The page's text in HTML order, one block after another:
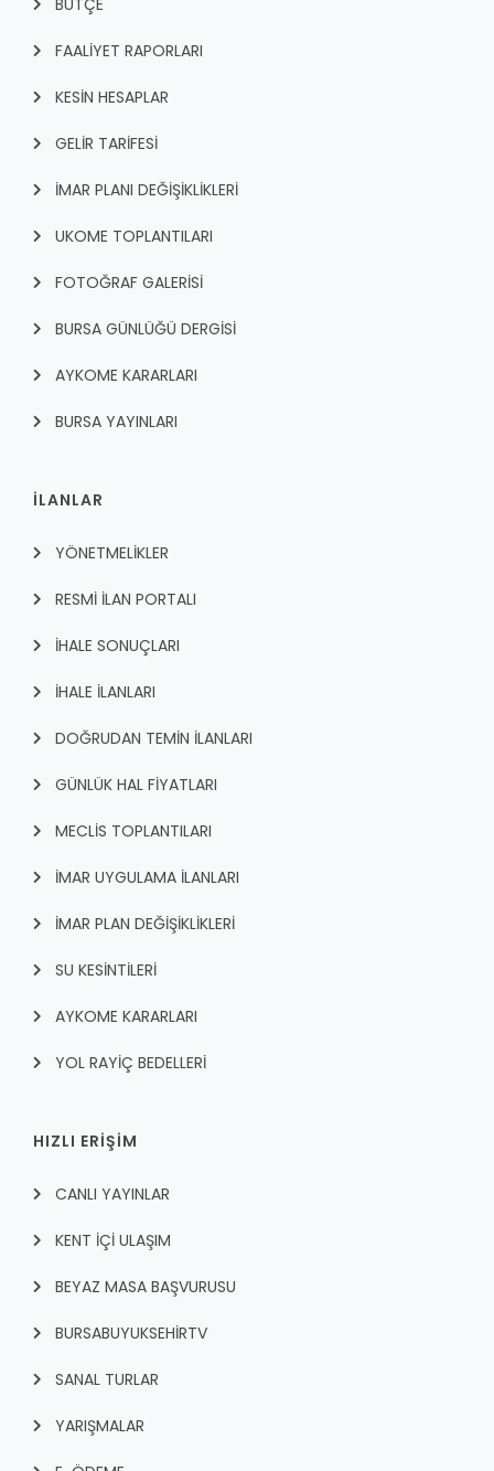
BÜTÇE
FAALİYET RAPORLARI
KESİN HESAPLAR
GELİR TARİFESİ
İMAR PLANI DEĞİŞİKLİKLERİ
UKOME TOPLANTILARI
FOTOĞRAF GALERİSİ
BURSA GÜNLÜĞÜ DERGİSİ
AYKOME KARARLARI
BURSA YAYINLARI
İLANLAR
YÖNETMELİKLER
RESMİ İLAN PORTALI
İHALE SONUÇLARI
İHALE İLANLARI
DOĞRUDAN TEMİN İLANLARI
GÜNLÜK HAL FİYATLARI
MECLİS TOPLANTILARI
İMAR UYGULAMA İLANLARI
İMAR PLAN DEĞİŞİKLİKLERİ
SU KESİNTİLERİ
AYKOME KARARLARI
YOL RAYİÇ BEDELLERİ
HIZLI ERİŞİM
CANLI YAYINLAR
KENT İÇI ULAŞIM
BEYAZ MASA BAŞVURUSU
BURSABUYUKSEHIRTV
SANAL TURLAR
YARIŞMALAR